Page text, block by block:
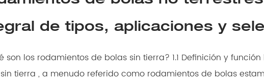
de tipos, aplicaciones y
rodamientos de bolas sin tierra? 1.1 Definición y función básica Rodamientos de